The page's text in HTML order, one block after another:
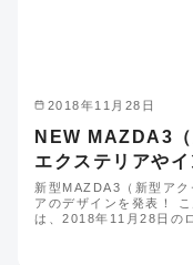
2018年11月28日
NEW MAZDA3（
エクステリアや
新型MAZDA3（新型アク
アのデザインを発表！
は、2018年11月28日の